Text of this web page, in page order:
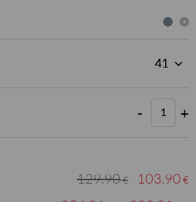
- +
129.90€ 103.90 €